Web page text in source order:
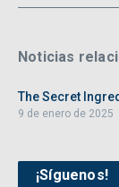
Noticias
The Secret
9 de enero de 2025
¡Síguenos!